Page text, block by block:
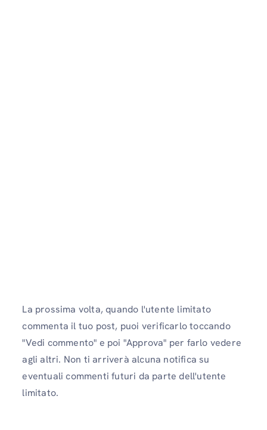
La prossima volta, quando l'utente limitato
commenta il tuo post, puoi verificarlo toccando
"Vedi commento" e poi "Approva" per farlo vedere
agli altri. Non ti arriverà alcuna notifica su
eventuali commenti futuri da parte dell'utente
limitato.